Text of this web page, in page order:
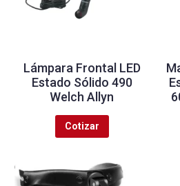
Lámpara Frontal LED
Estado Sólido 490
Welch Allyn
Cotizar